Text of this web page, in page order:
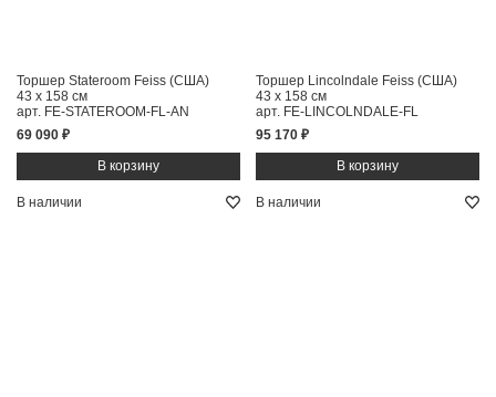
Торшер Stateroom Feiss (США)
43 x 158 см
арт. FE-STATEROOM-FL-AN
69 090 ₽
Торшер Lincolndale Feiss (США)
43 x 158 см
арт. FE-LINCOLNDALE-FL
95 170 ₽
В наличии В наличии